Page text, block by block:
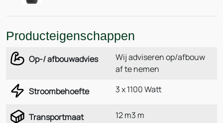
Producteigenschappen
Op-/ afbouwadvies
Wij adviseren op/afbouw
af te nemen
Stroombehoefte 3 x 1100 Watt
Transportmaat 12 m3 m